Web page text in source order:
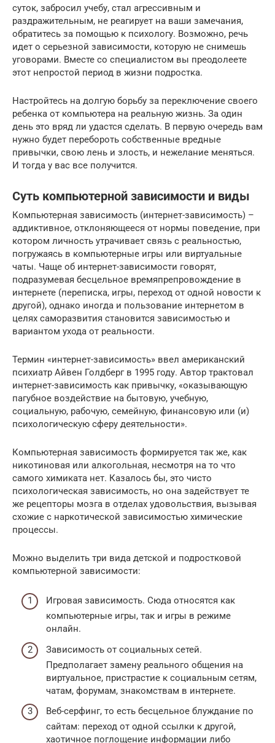
суток, забросил учебу, стал агрессивным и
раздражительным, не реагирует на ваши замечания,
обратитесь за помощью к психологу. Возможно, речь
идет о серьезной зависимости, которую не снимешь
уговорами. Вместе со специалистом вы преодолеете
этот непростой период в жизни подростка.
Настройтесь на долгую борьбу за переключение своего
ребенка от компьютера на реальную жизнь. За один
день это вряд ли удастся сделать. В первую очередь вам
нужно будет перебороть собственные вредные
привычки, свою лень и злость, и нежелание меняться.
И тогда у вас все получится.
Суть компьютерной зависимости и виды
Компьютерная зависимость (интернет-зависимость) –
аддиктивное, отклоняющееся от нормы поведение, при
котором личность утрачивает связь с реальностью,
погружаясь в компьютерные игры или виртуальные
чаты. Чаще об интернет-зависимости говорят,
подразумевая бесцельное времяпрепровождение в
интернете (переписка, игры, переход от одной новости к
другой), однако иногда и пользование интернетом в
целях саморазвития становится зависимостью и
вариантом ухода от реальности.
Термин «интернет-зависимость» ввел американский
психиатр Айвен Голдберг в 1995 году. Автор трактовал
интернет-зависимость как привычку, «оказывающую
пагубное воздействие на бытовую, учебную,
социальную, рабочую, семейную, финансовую или (и)
психологическую сферу деятельности».
Компьютерная зависимость формируется так же, как
никотиновая или алкогольная, несмотря на то что
самого химиката нет. Казалось бы, это чисто
психологическая зависимость, но она задействует те
же рецепторы мозга в отделах удовольствия, вызывая
схожие с наркотической зависимостью химические
процессы.
Можно выделить три вида детской и подростковой
компьютерной зависимости:
Игровая зависимость. Сюда относятся как
компьютерные игры, так и игры в режиме
онлайн.
Зависимость от социальных сетей.
Предполагает замену реального общения на
виртуальное, пристрастие к социальным сетям,
чатам, форумам, знакомствам в интернете.
Веб-серфинг, то есть бесцельное блуждание по
сайтам: переход от одной ссылки к другой,
хаотичное поглощение информации либо